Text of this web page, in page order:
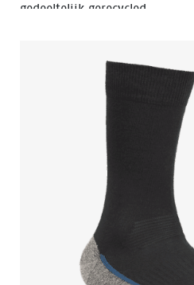
gedeeltelijk gerecycled.